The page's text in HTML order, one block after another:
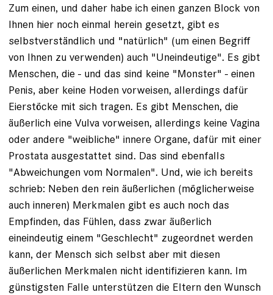
Zum einen, und daher habe ich einen ganzen Block von
Ihnen hier noch einmal herein gesetzt, gibt es
selbstverständlich und "natürlich" (um einen Begriff
von Ihnen zu verwenden) auch "Uneindeutige". Es gibt
Menschen, die - und das sind keine "Monster" - einen
Penis, aber keine Hoden vorweisen, allerdings dafür
Eierstöcke mit sich tragen. Es gibt Menschen, die
äußerlich eine Vulva vorweisen, allerdings keine Vagina
oder andere "weibliche" innere Organe, dafür mit einer
Prostata ausgestattet sind. Das sind ebenfalls
"Abweichungen vom Normalen". Und, wie ich bereits
schrieb: Neben den rein äußerlichen (möglicherweise
auch inneren) Merkmalen gibt es auch noch das
Empfinden, das Fühlen, dass zwar äußerlich
eineindeutig einem "Geschlecht" zugeordnet werden
kann, der Mensch sich selbst aber mit diesen
äußerlichen Merkmalen nicht identifizieren kann. Im
günstigsten Falle unterstützen die Eltern den Wunsch